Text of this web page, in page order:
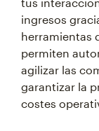
ingresos
herramientas
permiten
agilizar las
garantizar la
costes